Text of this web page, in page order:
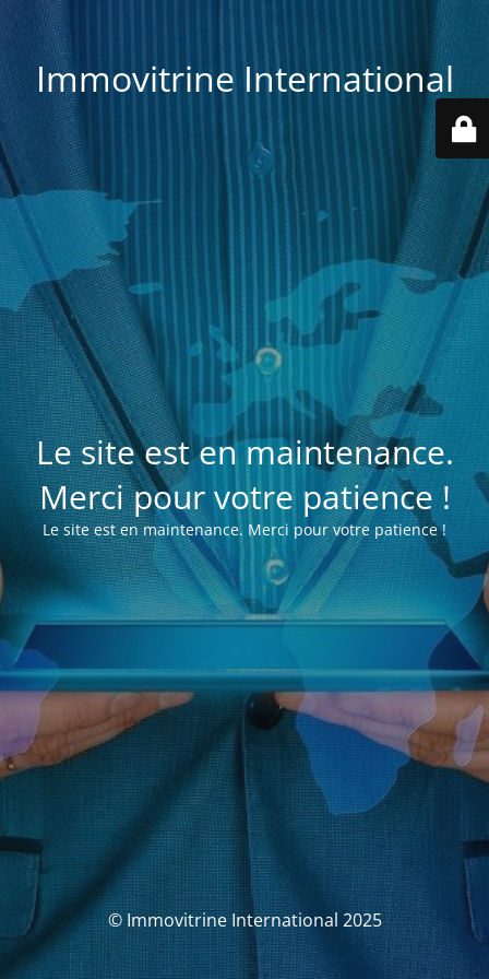
Immovitrine International
Le site est en maintenance.
Merci pour votre patience !
Le site est en maintenance. Merci pour votre patience !
© Immovitrine International 2025